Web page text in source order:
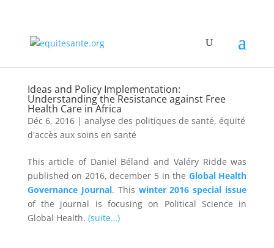
Ideas and Policy Implementation:
Understanding the Resistance against Free
Health Care in Africa
Déc 6, 2016| analyse des politiques de santé, équité
d'accès aux soins en santé
This article of Daniel Béland and Valéry Ridde was
published on 2016, december 5 in the Global Health
Governance Journal. This winter 2016 special issue
of the journal is focusing on Political Science in
Global Health. (suite…)